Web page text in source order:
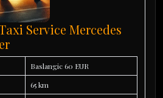
Service Mercedes
Baslangic 60 EUR
65 km